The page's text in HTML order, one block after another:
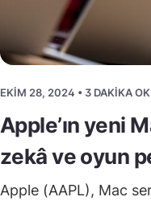
EKIM 28, 2024 • 3 DAKIKA
Apple’ın yeni
zekâ ve oyun
Apple (AAPL), Mac